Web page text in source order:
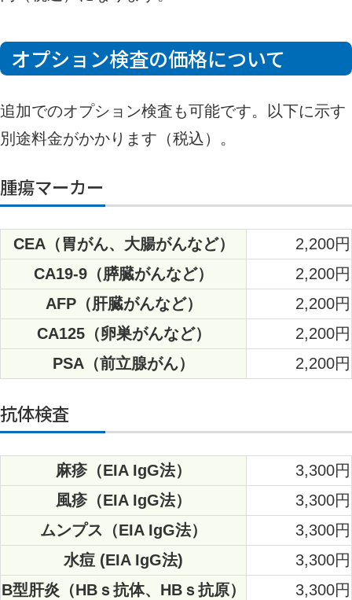
オプション検査の価格について
追加でのオプション検査も可能です。以下に示す
別途料金がかかります（税込）。
腫瘍マーカー
CEA（胃がん、大腸がんなど）
2,200円
CA19-9（膵臓がんなど）
2,200円
AFP（肝臓がんなど）
2,200円
CA125（卵巣がんなど）
2,200円
PSA（前立腺がん）
2,200円
抗体検査
麻疹（EIA IgG法）
3,300円
風疹（EIA IgG法）
3,300円
ムンプス（EIA IgG法）
3,300円
水痘 (EIA IgG法)
3,300円
B型肝炎（HBｓ抗体、HBｓ抗原）
3,300円